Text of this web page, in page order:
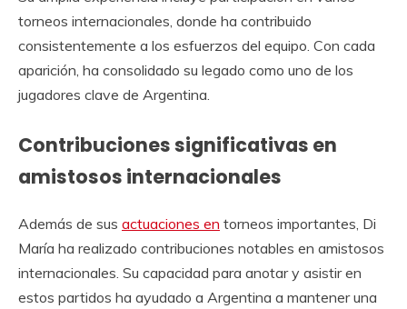
torneos internacionales, donde ha contribuido
consistentemente a los esfuerzos del equipo. Con cada
aparición, ha consolidado su legado como uno de los
jugadores clave de Argentina.
Contribuciones significativas en
amistosos internacionales
Además de sus actuaciones en torneos importantes, Di
María ha realizado contribuciones notables en amistosos
internacionales. Su capacidad para anotar y asistir en
estos partidos ha ayudado a Argentina a mantener una